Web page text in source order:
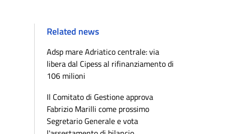
Related news
Adsp mare Adriatico centrale: via
libera dal Cipess al rifinanziamento di
106 milioni
Il Comitato di Gestione approva
Fabrizio Marilli come prossimo
Segretario Generale e vota